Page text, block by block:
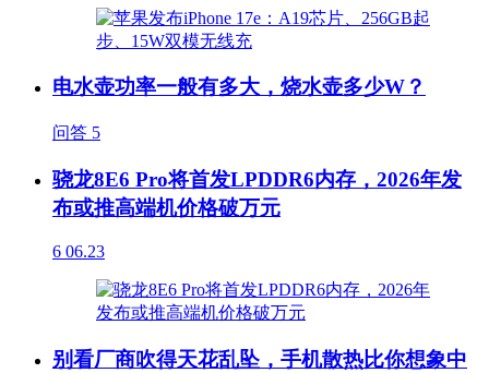
电水壶功率一般有多大，烧水壶多少W？
问答 5
骁龙8E6 Pro将首发LPDDR6内存，2026年发
布或推高端机价格破万元
6 06.23
别看厂商吹得天花乱坠，手机散热比你想象中